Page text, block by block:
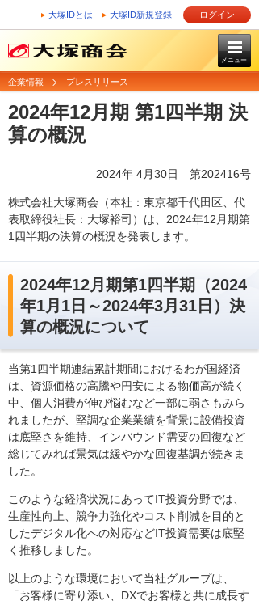
大塚IDとは 大塚ID新規登録 ログイン
メニュー
企業情報 プレスリリース
2024年12月期 第1四半期 決
算の概況
2024年 4月30日 第202416号
株式会社大塚商会（本社：東京都千代田区、代
表取締役社長：大塚裕司）は、2024年12月期第
1四半期の決算の概況を発表します。
2024年12月期第1四半期（2024
年1月1日～2024年3月31日）決
算の概況について
当第1四半期連結累計期間におけるわが国経済
は、資源価格の高騰や円安による物価高が続く
中、個人消費が伸び悩むなど一部に弱さもみら
れましたが、堅調な企業業績を背景に設備投資
は底堅さを維持、インバウンド需要の回復など
総じてみれば景気は緩やかな回復基調が続きま
した。
このような経済状況にあってIT投資分野では、
生産性向上、競争力強化やコスト削減を目的と
したデジタル化への対応などIT投資需要は底堅
く推移しました。
以上のような環境において当社グループは、
「お客様に寄り添い、DXでお客様と共に成長す